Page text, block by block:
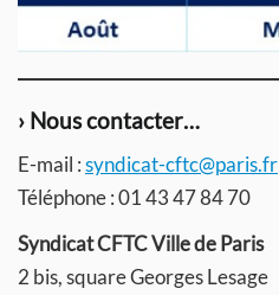
› Nous contacter…
E-mail :syndicat-cftc@paris.fr
Téléphone : 01 43 47 84 70
Syndicat CFTC Ville de Paris
2 bis, square Georges Lesage